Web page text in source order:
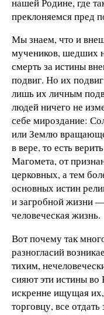
преклоняемся пред
Мы знаем, что и
мучеников, шедших
смерть за истины
подвиг. Но их подвиг
лишь их личным
людей ничего не
себе мироздание:
или Землю
в вере, то есть
Магомета, от
церковных, а тем
основных истин
и загробной жизни —
человеческая жизнь.
Вот почему так
разногласий
тихим,
сияют эти истины во
искренне ищущая
торговцу, все